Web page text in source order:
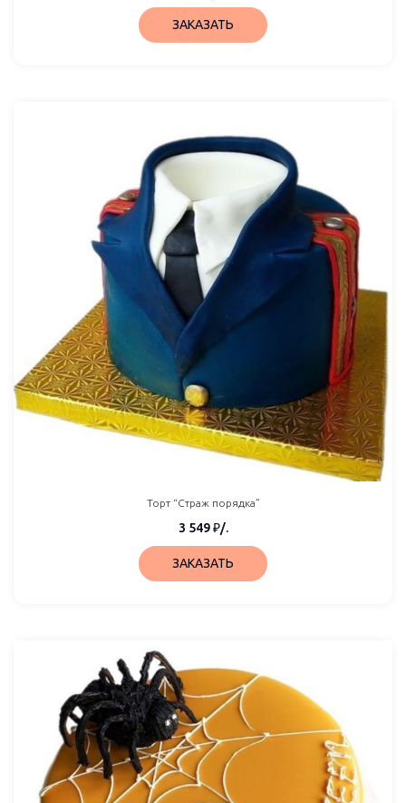
ЗАКАЗАТЬ
Торт “Страж порядка”
3 549₽/.
ЗАКАЗАТЬ